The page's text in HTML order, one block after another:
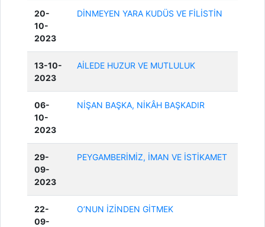
20-
10-
2023
DİNMEYEN YARA KUDÜS VE FİLİSTİN
13-10-
2023
AİLEDE HUZUR VE MUTLULUK
06-
10-
2023
NİŞAN BAŞKA, NİKÂH BAŞKADIR
29-
09-
2023
PEYGAMBERİMİZ, İMAN VE İSTİKAMET
22-
09-
O’NUN İZİNDEN GİTMEK